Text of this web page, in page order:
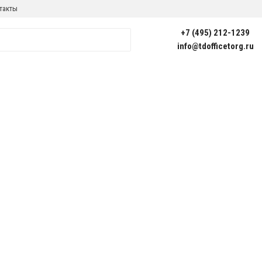
+7 (495) 212-1239
info@tdofficetorg.ru